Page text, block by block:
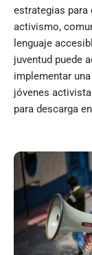
estrategias para
activismo,
lenguaje
juventud puede
implementar
jóvenes
para descarga en